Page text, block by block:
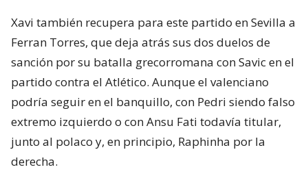
Xavi también recupera para este partido en Sevilla a
Ferran Torres, que deja atrás sus dos duelos de
sanción por su batalla grecorromana con Savic en el
partido contra el Atlético. Aunque el valenciano
podría seguir en el banquillo, con Pedri siendo falso
extremo izquierdo o con Ansu Fati todavía titular,
junto al polaco y, en principio, Raphinha por la
derecha.